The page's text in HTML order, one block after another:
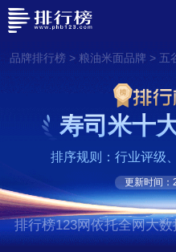
品牌排行榜> 粮油米面品牌 > 五
寿司米十
排序规则：行业评级
更新时间：
排行榜123网依托全网大
口碑评价等多项指数评选